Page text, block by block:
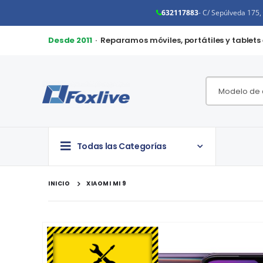
632117883- C/ Sepúlveda
Desde 2011· Reparamos móviles, portátiles y tablets
Todas las Categorías
INICIO XIAOMI MI 9
Saltar
al
final